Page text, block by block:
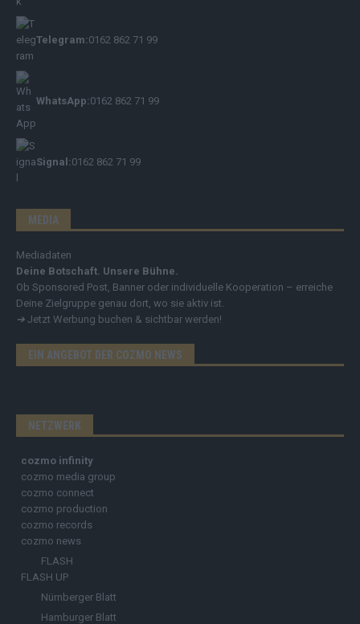
Telegram:0162 862 71 99
WhatsApp:0162 862 71 99
Signal:0162 862 71 99
MEDIA
Mediadaten
Deine Botschaft. Unsere Bühne.
Ob Sponsored Post, Banner oder individuelle Kooperation – erreiche
Deine Zielgruppe genau dort, wo sie aktiv ist.
➔ Jetzt Werbung buchen & sichtbar werden!
EIN ANGEBOT DER COZMO NEWS
NETZWERK
cozmo infinity
cozmo media group
cozmo connect
cozmo production
cozmo records
cozmo news
FLASH
FLASH UP
Nürnberger Blatt
Hamburger Blatt